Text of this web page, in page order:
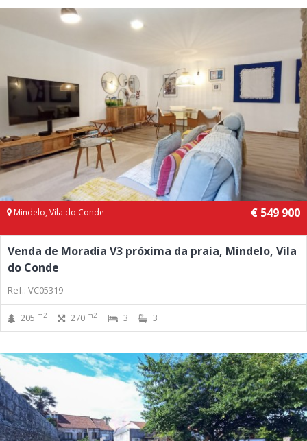
Mindelo, Vila do Conde € 549 900
Venda de Moradia V3 próxima da praia, Mindelo, Vila
do Conde
Ref.: VC05319
205 m2 270 m2 3 3